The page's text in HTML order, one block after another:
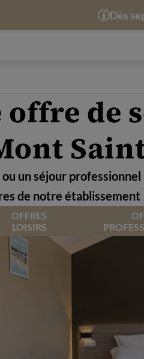
Dès septembre
de
un séjour
de notre établissement
OFFRES
LOISIRS